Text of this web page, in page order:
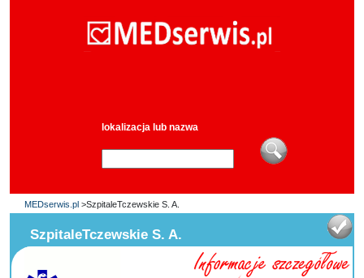
lokalizacja lub nazwa
MEDserwis.pl >SzpitaleTczewskie S. A.
SzpitaleTczewskie S. A.